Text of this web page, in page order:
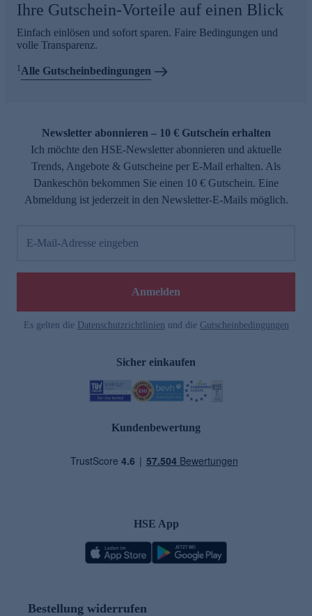
Ihre Gutschein-Vorteile auf einen Blick
Einfach einlösen und sofort sparen. Faire Bedingungen und
volle Transparenz.
1Alle Gutscheinbedingungen
Newsletter abonnieren – 10 € Gutschein erhalten
Ich möchte den HSE-Newsletter abonnieren und aktuelle
Trends, Angebote & Gutscheine per E-Mail erhalten. Als
Dankeschön bekommen Sie einen 10 € Gutschein. Eine
Abmeldung ist jederzeit in den Newsletter-E-Mails möglich.
E-Mail-Adresse eingeben
Anmelden
Es gelten die Datenschutzrichtlinien und die Gutscheinbedingungen
Sicher einkaufen
Kundenbewertung
HSE App
Bestellung widerrufen